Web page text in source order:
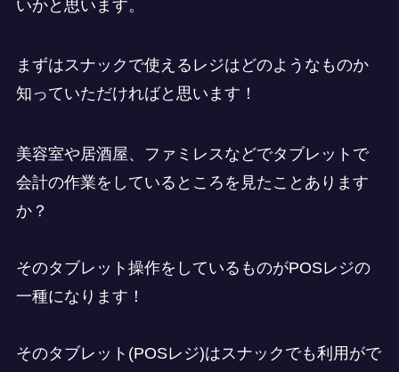
いかと思います。
まずはスナックで使えるレジはどのようなものか
知っていただければと思います！
美容室や居酒屋、ファミレスなどでタブレットで
会計の作業をしているところを見たことあります
か？
そのタブレット操作をしているものがPOSレジの
一種になります！
そのタブレット(POSレジ)はスナックでも利用がで